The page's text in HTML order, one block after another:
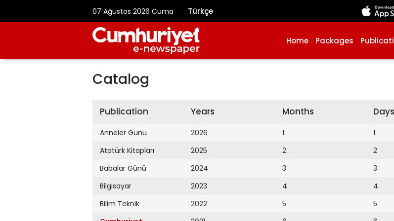
07 Ağustos 2026 Cuma Türkçe
Home Packages
Catalog
Publication
Anneler Günü
Atatürk Kitapları
Babalar Günü
Bilgisayar
Bilim Teknik
Years
2026
2025
2024
2023
2022
Months
1
2
3
4
5
Days
1
2
3
4
5